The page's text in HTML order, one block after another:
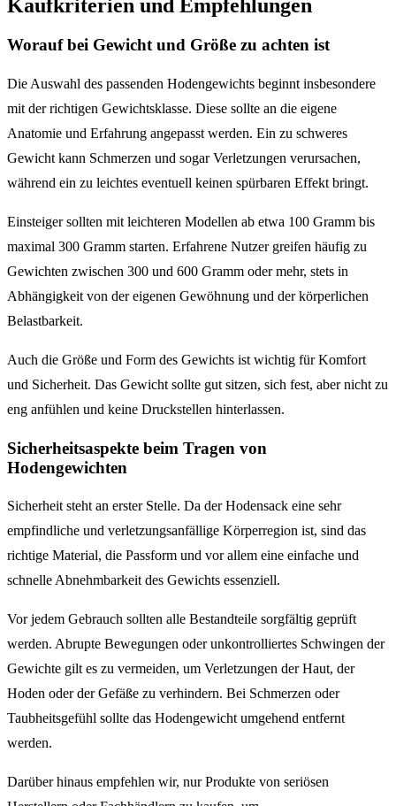
Kaufkriterien und Empfehlungen
Worauf bei Gewicht und Größe zu achten ist
Die Auswahl des passenden Hodengewichts beginnt insbesondere
mit der richtigen Gewichtsklasse. Diese sollte an die eigene
Anatomie und Erfahrung angepasst werden. Ein zu schweres
Gewicht kann Schmerzen und sogar Verletzungen verursachen,
während ein zu leichtes eventuell keinen spürbaren Effekt bringt.
Einsteiger sollten mit leichteren Modellen ab etwa 100 Gramm bis
maximal 300 Gramm starten. Erfahrene Nutzer greifen häufig zu
Gewichten zwischen 300 und 600 Gramm oder mehr, stets in
Abhängigkeit von der eigenen Gewöhnung und der körperlichen
Belastbarkeit.
Auch die Größe und Form des Gewichts ist wichtig für Komfort
und Sicherheit. Das Gewicht sollte gut sitzen, sich fest, aber nicht zu
eng anfühlen und keine Druckstellen hinterlassen.
Sicherheitsaspekte beim Tragen von
Hodengewichten
Sicherheit steht an erster Stelle. Da der Hodensack eine sehr
empfindliche und verletzungsanfällige Körperregion ist, sind das
richtige Material, die Passform und vor allem eine einfache und
schnelle Abnehmbarkeit des Gewichts essenziell.
Vor jedem Gebrauch sollten alle Bestandteile sorgfältig geprüft
werden. Abrupte Bewegungen oder unkontrolliertes Schwingen der
Gewichte gilt es zu vermeiden, um Verletzungen der Haut, der
Hoden oder der Gefäße zu verhindern. Bei Schmerzen oder
Taubheitsgefühl sollte das Hodengewicht umgehend entfernt
werden.
Darüber hinaus empfehlen wir, nur Produkte von seriösen